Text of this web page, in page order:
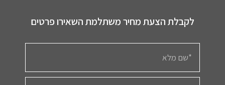
לקבלת הצעת מחיר משתלמת השאירו פרטים